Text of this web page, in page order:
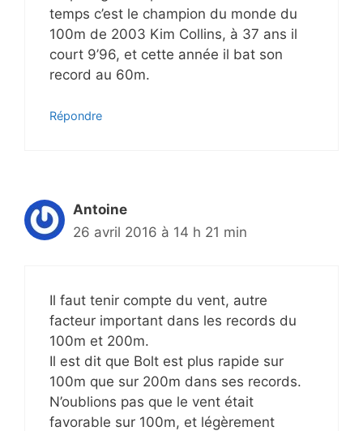
temps c’est le champion du monde du
100m de 2003 Kim Collins, à 37 ans il
court 9’96, et cette année il bat son
record au 60m.
Répondre
Antoine
26 avril 2016 à 14 h 21 min
Il faut tenir compte du vent, autre
facteur important dans les records du
100m et 200m.
Il est dit que Bolt est plus rapide sur
100m que sur 200m dans ses records.
N’oublions pas que le vent était
favorable sur 100m, et légèrement